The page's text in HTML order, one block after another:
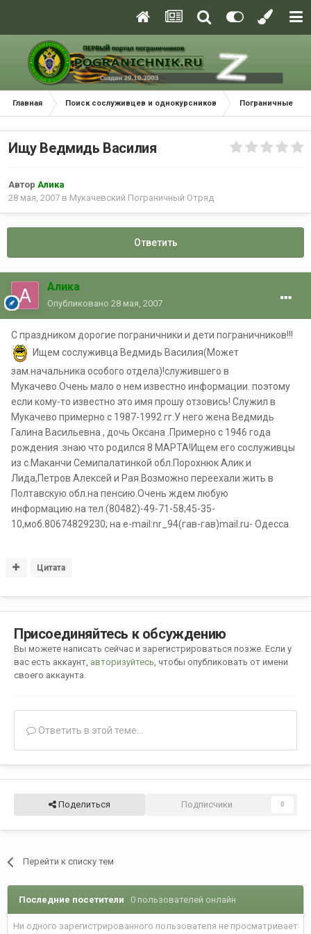
Главная Поиск сослуживцев и однокурсников Пограничные
Ищу Ведмидь Василия
Автор Алика
28 мая, 2007 в Мукачевский Пограничный Отряд
Ответить
Алика
Опубликовано 28 мая, 2007
С праздником дорогие пограничники и дети пограничников!!!
Ищем сослуживца Ведмидь Василия(Может
зам.начальника особого отдела)!служившего в
Мукачево.Очень мало о нем известно информации. поэтому
если кому-то известно это имя прошу отзовись! Служил в
Мукачево примерно с 1987-1992 гг.У него жена Ведмидь
Галина Васильевна , дочь Оксана .Примерно с 1946 года
рождения .знаю что родился 8 МАРТА!Ищем его сослуживцы
из с.Маканчи Семипалатинкой обл.Порохнюк Алик и
Лида,Петров Алексей и Рая.Возможно переехали жить в
Полтавскую обл.на пенсию.Очень ждем любую
информацию.на тел.(80482)-49-71-58;45-35-
10,моб.80674829230; на e-mail:nr_94(гав-гав)mail.ru- Одесса.
Цитата
Присоединяйтесь к обсуждению
Вы можете написать сейчас и зарегистрироваться позже. Если у
вас есть аккаунт, авторизуйтесь, чтобы опубликовать от имени
своего аккаунта.
Ответить в этой теме...
Поделиться Подписчики 0
Перейти к списку тем
Последние посетители 0 пользователей онлайн
Ни одного зарегистрированного пользователя не просматривает